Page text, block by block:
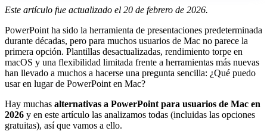
Este artículo fue actualizado el 20 de febrero de 2026.
PowerPoint ha sido la herramienta de presentaciones predeterminada
durante décadas, pero para muchos usuarios de Mac no parece la
primera opción. Plantillas desactualizadas, rendimiento torpe en
macOS y una flexibilidad limitada frente a herramientas más nuevas
han llevado a muchos a hacerse una pregunta sencilla: ¿Qué puedo
usar en lugar de PowerPoint en Mac?
Hay muchas alternativas a PowerPoint para usuarios de Mac en
2026 y en este artículo las analizamos todas (incluidas las opciones
gratuitas), así que vamos a ello.